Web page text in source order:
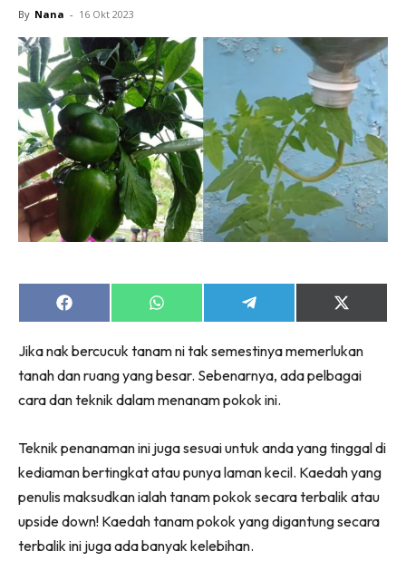
Interior Design
Landskap
DIY
Bilik Air
Bilik Tidur
Dapur
Ruang Makan
Make Over
Bilik Air
Bilik Tidur
Ruang Makan
Ruang Tamu
Menarik Lagi
Casa Impiana
Impiana Makeover
Destinasi
Hotel
Kafe
Hartanah
High Rise
By Nana - 16 Okt 2023
Share
on
Share
on
Share
on
Share
on
(Twitter)
Jika nak bercucuk tanam ni tak semestinya memerlukan
tanah dan ruang yang besar. Sebenarnya, ada pelbagai
cara dan teknik dalam menanam pokok ini.
Teknik penanaman ini juga sesuai untuk anda yang tinggal di
kediaman bertingkat atau punya laman kecil. Kaedah yang
penulis maksudkan ialah tanam pokok secara terbalik atau
upside down! Kaedah tanam pokok yang digantung secara
terbalik ini juga ada banyak kelebihan.